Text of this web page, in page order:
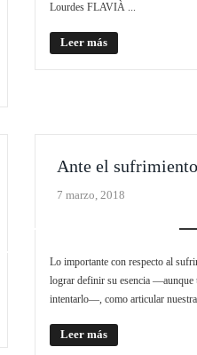
Lourdes FLAVIÀ ...
Leer más
Ante el sufrimiento
7 marzo, 2018
Lo importante con respecto al
lograr definir su esencia —aunque
intentarlo—, como articular nuestra
Leer más